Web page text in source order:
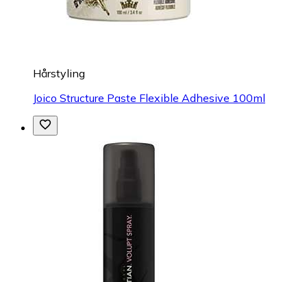
Hårstyling
Joico Structure Paste Flexible Adhesive 100ml